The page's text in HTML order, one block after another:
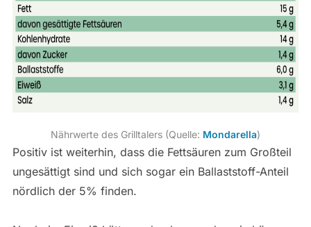
Nährwerte des Grilltalers (Quelle: Mondarella)
Positiv ist weiterhin, dass die Fettsäuren zum Großteil
ungesättigt sind und sich sogar ein Ballaststoff-Anteil
nördlich der 5% finden.